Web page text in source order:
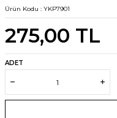
Ürün Kodu : YKP7901
275,00 TL
ADET